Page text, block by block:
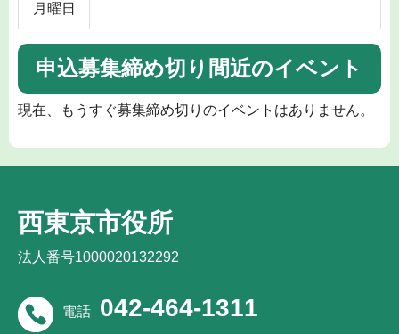
月曜日
申込募集締め切り間近のイベント
現在、もうすぐ募集締め切りのイベントはありません。
西東京市役所
法人番号1000020132292
電話 042-464-1311